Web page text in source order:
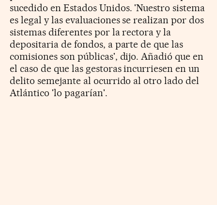
sucedido en Estados Unidos. 'Nuestro sistema
es legal y las evaluaciones se realizan por dos
sistemas diferentes por la rectora y la
depositaria de fondos, a parte de que las
comisiones son públicas', dijo. Añadió que en
el caso de que las gestoras incurriesen en un
delito semejante al ocurrido al otro lado del
Atlántico 'lo pagarían'.